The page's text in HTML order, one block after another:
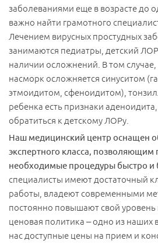
заболеваниями еще в возрасте до
важно найти грамотного
Лечением вирусных простудных
занимаются педиатры, детский
наличии осложнений. В том
насморк осложняется синуситом
этмоидитом, сфеноидитом),
ребенка есть признаки
обратиться к детскому ЛОРу.
Наш медицинский центр оснащен
экспертного класса, позволяющим
необходимые процедуры быстро и
специалисты имеют достаточный
работы, владеют современными
постоянно повышают свой
ценовая политика – одно из наших
нас доступные цены на прием и